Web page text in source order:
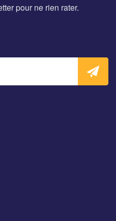
pour ne rien rater.